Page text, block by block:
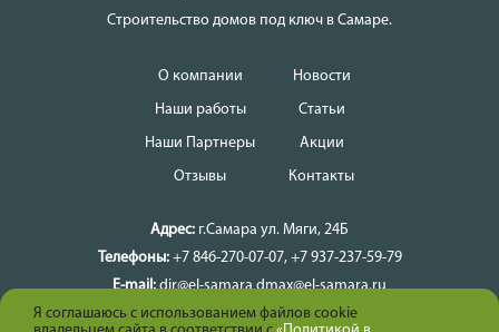
Строительство домов под ключ в Самаре.
О компании
Наши работы
Наши Партнеры
Отзывы
Новости
Статьи
Акции
Контакты
Адрес: г.Самара ул. Мяги, 24Б
Телефоны: +7 846-270-07-07, +7 937-237-59-79
E-mail: dir@el-samara dmax@el-samara.ru
Время работы: Ежедневно
Я соглашаюсь с использованием файлов cookie